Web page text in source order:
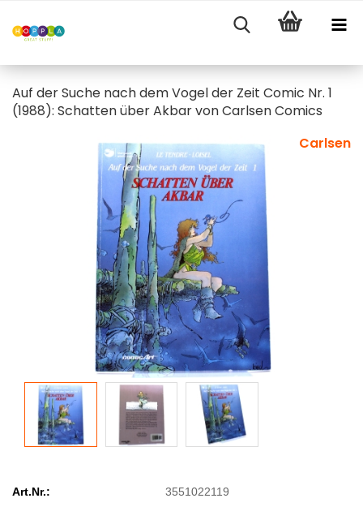
Auf der Suche nach dem Vogel der Zeit Comic Nr. 1
(1988): Schatten über Akbar von Carlsen Comics
Carlsen
Art.Nr.:
3551022119